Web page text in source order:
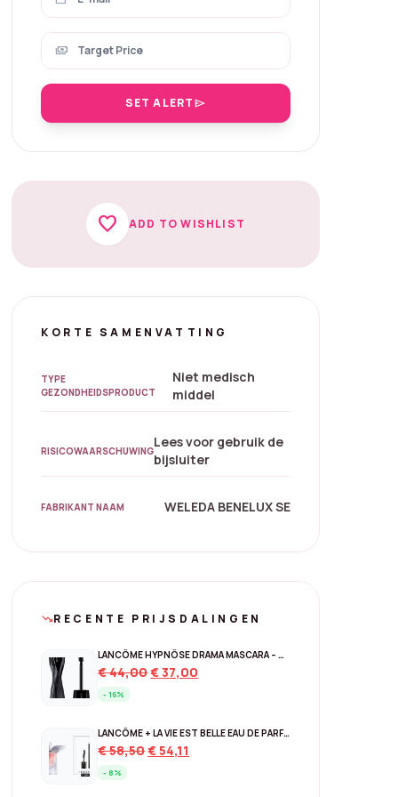
payments
SET ALERTsend
favorite ADD TO WISHLIST
KORTE SAMENVATTING
TYPE
GEZONDHEIDSPRODUCT
Niet medisch
middel
RISICOWAARSCHUWING
Lees voor gebruik de
bijsluiter
FABRIKANT NAAM WELEDA BENELUX SE
trending_downRECENTE PRIJSDALINGEN
LANCÔME HYPNÔSE DRAMA MASCARA – 01 EXCESSIVE BLACK
€44,00Original
€37,00
- 16%
LANCÔME + LA VIE EST BELLE EAU DE PARFUM + 30 ML
€58,50Original
€54,11
- 8%